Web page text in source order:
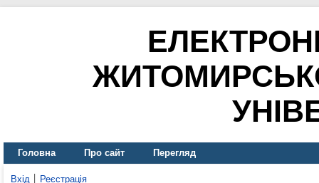
Головна Про сайт Перегляд
Вхід Реєстрація